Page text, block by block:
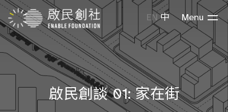
EN 中 Menu
啟民創談 01: 家在街